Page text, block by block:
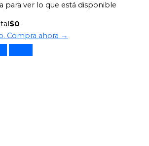
para ver lo que está disponible
$0
Compra ahora →